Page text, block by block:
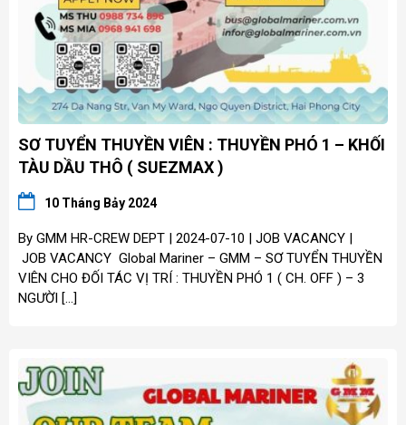
SƠ TUYỂN THUYỀN VIÊN : THUYỀN PHÓ 1 – KHỐI
TÀU DẦU THÔ ( SUEZMAX )
10 Tháng Bảy 2024
By GMM HR-CREW DEPT | 2024-07-10 | JOB VACANCY |
JOB VACANCY Global Mariner – GMM – SƠ TUYỂN THUYỀN
VIÊN CHO ĐỐI TÁC VỊ TRÍ : THUYỀN PHÓ 1 ( CH. OFF ) – 3
NGƯỜI […]